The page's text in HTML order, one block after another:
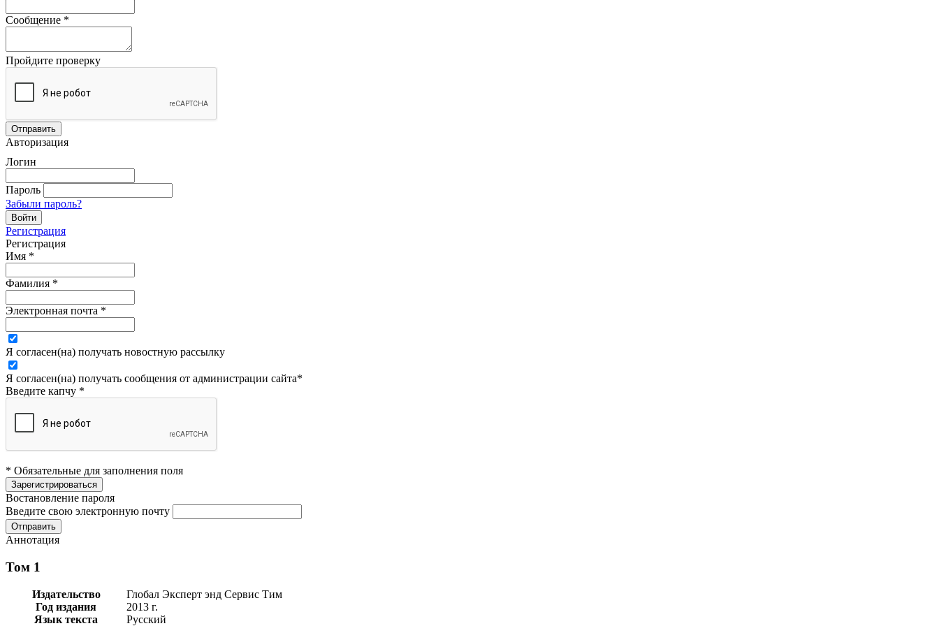
Сообщение *
Пройдите проверку
Авторизация
Логин
Пароль
Забыли пароль?
Регистрация
Регистрация
Имя *
Фамилия *
Электронная почта *
Я согласен(на) получать новостную рассылку
Я согласен(на) получать сообщения от администрации сайта*
Введите капчу *
* Обязательные для заполнения поля
Востановление пароля
Введите свою электронную почту
Аннотация
Том 1
Издательство
Глобал Эксперт энд Сервис Тим
Год издания
2013 г.
Язык текста
Русский